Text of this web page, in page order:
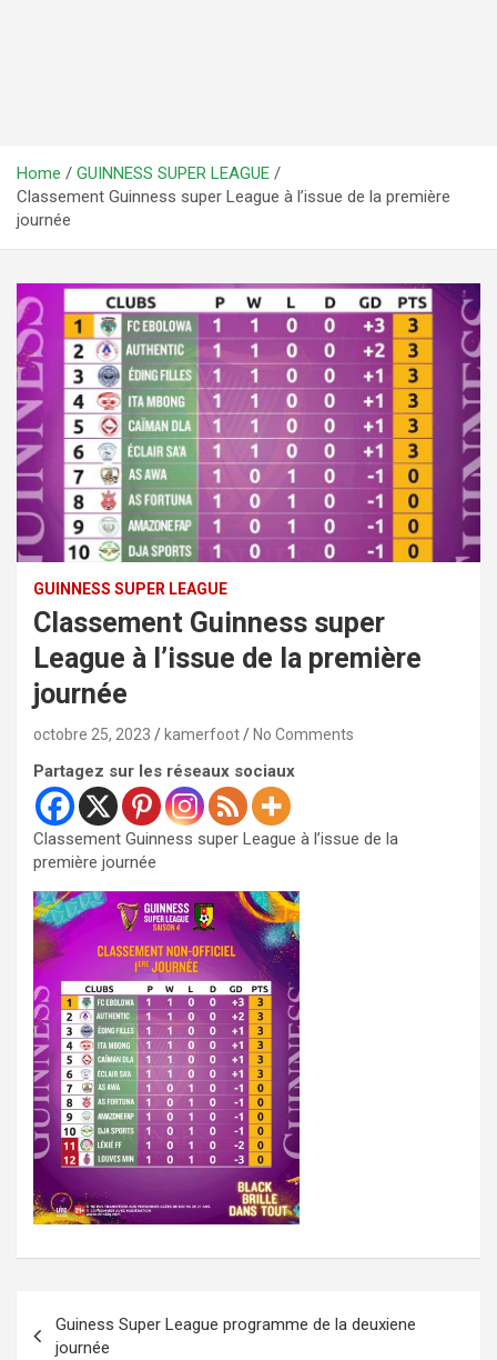
Home
GUINNESS SUPER LEAGUE
Classement Guinness super League à l’issue de la première
journée
GUINNESS SUPER LEAGUE
Classement Guinness super
League à l’issue de la première
journée
octobre 25, 2023 kamerfoot No Comments
Partagez sur les réseaux sociaux
Classement Guinness super League à l’issue de la
première journée
de
Guiness Super League programme de la deuxiene
journée